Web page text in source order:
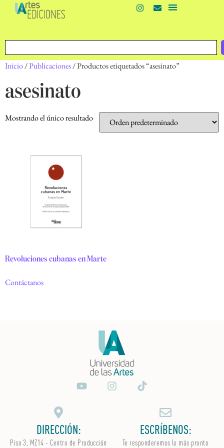
Inicio/Publicaciones/ Productos etiquetados “asesinato”
asesinato
Mostrando el único resultado
Revoluciones cubanas en Marte
Contáctanos
DIRECCIÓN:
Piso 3, MZ14 - Centro de Producción
ESCRÍBENOS:
Te responderemos lo más pronto